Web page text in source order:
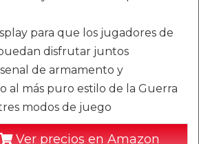
para que los jugadores de
disfrutar juntos
de armamento y
al más puro estilo de la Guerra
modos de juego
Ver precios en Amazon